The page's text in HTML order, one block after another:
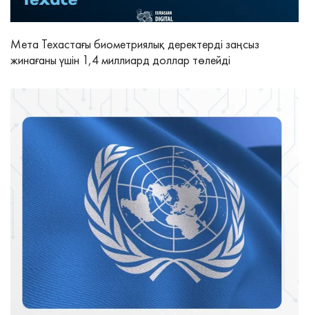
Мета Техастағы биометриялық деректерді заңсыз
жинағаны үшін 1,4 миллиард доллар төлейді